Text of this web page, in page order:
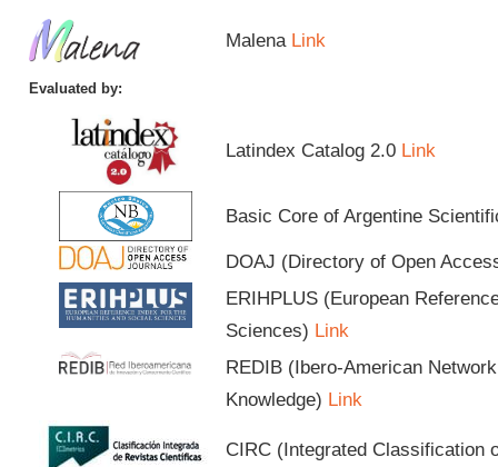
Malena Link
Evaluated by:
Latindex Catalog 2.0 Link
Basic Core of Argentine
DOAJ (Directory of Open
ERIHPLUS (European
Sciences) Link
REDIB (Ibero-American
Knowledge) Link
CIRC (Integrated Classification